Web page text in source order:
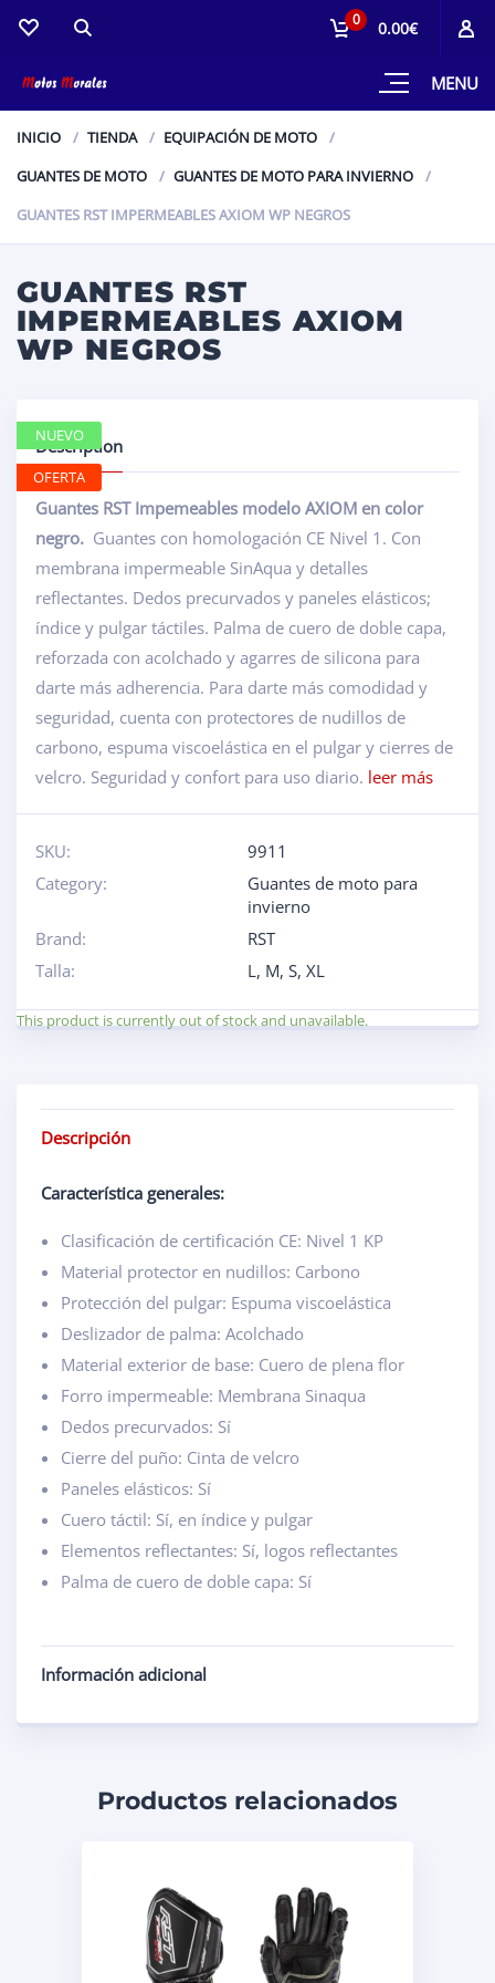
MENU
0 0.00€
INICIO TIENDA
EQUIPACIÓN DE MOTO
GUANTES DE MOTO
GUANTES DE MOTO PARA INVIERNO
GUANTES RST IMPERMEABLES AXIOM WP NEGROS
GUANTES RST
IMPERMEABLES AXIOM
WP NEGROS
Description
Guantes RST Impemeables modelo AXIOM en color
negro. Guantes con homologación CE Nivel 1. Con
membrana impermeable SinAqua y detalles
reflectantes. Dedos precurvados y paneles elásticos;
índice y pulgar táctiles. Palma de cuero de doble capa,
reforzada con acolchado y agarres de silicona para
darte más adherencia. Para darte más comodidad y
seguridad, cuenta con protectores de nudillos de
carbono, espuma viscoelástica en el pulgar y cierres de
velcro. Seguridad y confort para uso diario. leer más
SKU:
9911
Category:
Guantes de moto para
invierno
Brand:
RST
Talla:
L, M, S, XL
This product is currently out of stock and unavailable.
NUEVO
OFERTA
Descripción
Característica generales:
Clasificación de certificación CE: Nivel 1 KP
Material protector en nudillos: Carbono
Protección del pulgar: Espuma viscoelástica
Deslizador de palma: Acolchado
Material exterior de base: Cuero de plena flor
Forro impermeable: Membrana Sinaqua
Dedos precurvados: Sí
Cierre del puño: Cinta de velcro
Paneles elásticos: Sí
Cuero táctil: Sí, en índice y pulgar
Elementos reflectantes: Sí, logos reflectantes
Palma de cuero de doble capa: Sí
Información adicional
Productos relacionados